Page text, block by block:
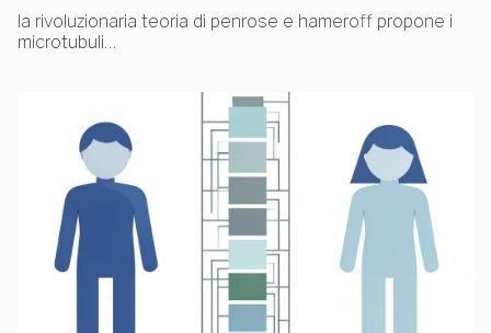
la rivoluzionaria teoria di penrose e hameroff propone i
microtubuli…